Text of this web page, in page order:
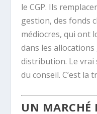
le CGP. Ils
gestion, des fonds
médiocres, qui ont
dans les
distribution. Le vrai
du conseil. C’est la
UN MARCHÉ